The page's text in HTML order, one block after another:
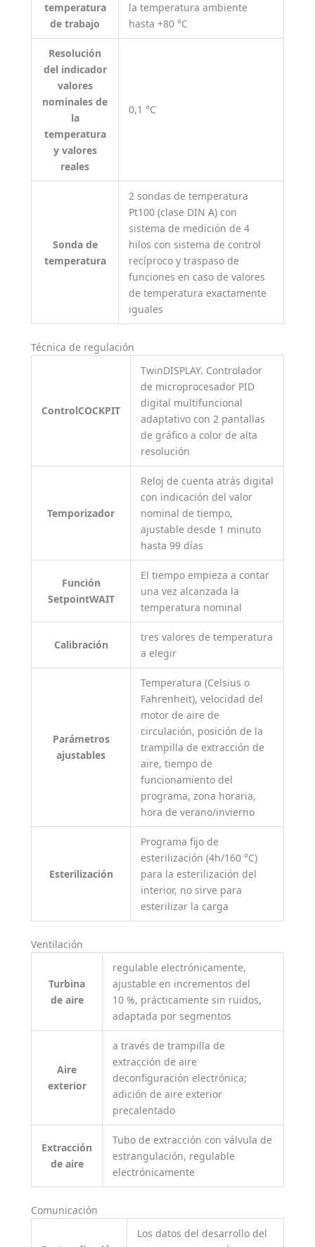
temperatura
de trabajo
la temperatura ambiente
hasta +80 °C
Resolución
del indicador
valores
nominales de
la
temperatura
y valores
reales
0,1 °C
Sonda de
temperatura
2 sondas de temperatura
Pt100 (clase DIN A) con
sistema de medición de 4
hilos con sistema de control
recíproco y traspaso de
funciones en caso de valores
de temperatura exactamente
iguales
Técnica de regulación
ControlCOCKPIT
TwinDISPLAY. Controlador
de microprocesador PID
digital multifuncional
adaptativo con 2 pantallas
de gráfico a color de alta
resolución
Temporizador
Reloj de cuenta atrás digital
con indicación del valor
nominal de tiempo,
ajustable desde 1 minuto
hasta 99 días
Función
SetpointWAIT
El tiempo empieza a contar
una vez alcanzada la
temperatura nominal
Calibración
tres valores de temperatura
a elegir
Parámetros
ajustables
Temperatura (Celsius o
Fahrenheit), velocidad del
motor de aire de
circulación, posición de la
trampilla de extracción de
aire, tiempo de
funcionamiento del
programa, zona horaria,
hora de verano/invierno
Esterilización
Programa fijo de
esterilización (4h/160 °C)
para la esterilización del
interior, no sirve para
esterilizar la carga
Ventilación
Turbina
de aire
regulable electrónicamente,
ajustable en incrementos del
10 %, prácticamente sin ruidos,
adaptada por segmentos
Aire
exterior
a través de trampilla de
extracción de aire
deconfiguración electrónica;
adición de aire exterior
precalentado
Extracción
de aire
Tubo de extracción con válvula de
estrangulación, regulable
electrónicamente
Comunicación
Los datos del desarrollo del